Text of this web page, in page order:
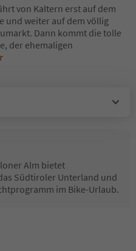
von Kaltern erst auf dem
und weiter auf dem völlig
Dann kommt die tolle
der ehemaligen
Alm bietet
Südtiroler Unterland und
im Bike-Urlaub.